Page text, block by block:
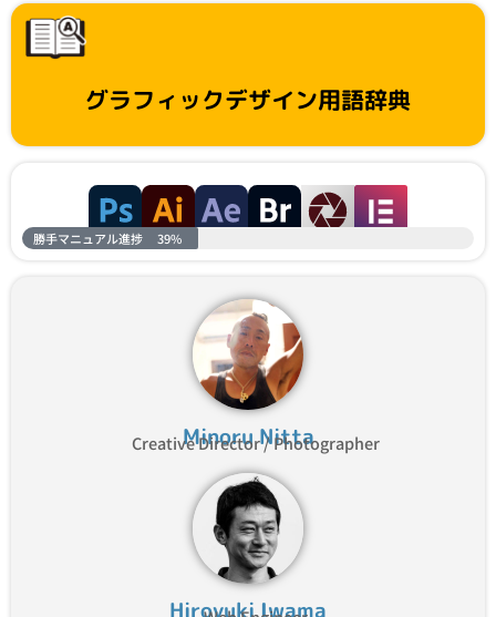
グラフィックデザイン用語辞典
勝手マニュアル進捗 39%
Minoru Nitta
Creative Director / Photographer
Hiroyuki Iwama